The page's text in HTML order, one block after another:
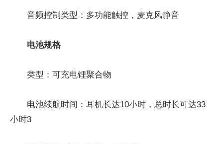
音频控制类型：多功能触控，麦克风静音
电池规格
类型：可充电锂聚合物
电池续航时间：耳机长达10小时，总时长可达33
小时3